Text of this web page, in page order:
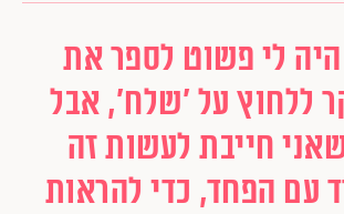
לי פשוט לספר את
ללחוץ על 'שלח', אבל
חייבת לעשות זה
עם הפחד, כדי להראות